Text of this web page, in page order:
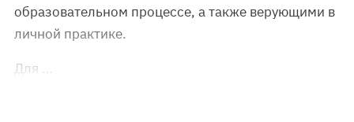
образовательном процессе, а также верующими в
личной практике.
Для …